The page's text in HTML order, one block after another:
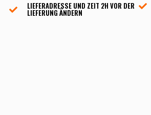
LIEFERADRESSE UND ZEIT 2H VOR DER
LIEFERUNG ÄNDERN